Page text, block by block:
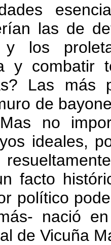
las de
los
y combatir
Las más
de
no
ideales,
facto
político
nació
de Vicuña